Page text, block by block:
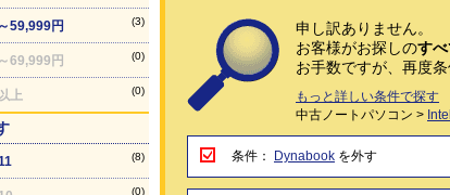
59,999円 (3)
69,999円 (0)
上 (0)
(8)
(0)
申し訳ありません。
お客様がお探しのす
お手数ですが、再度
もっと詳しい条件で探す
中古ノートパソコン >
条件： Dynabook を外す